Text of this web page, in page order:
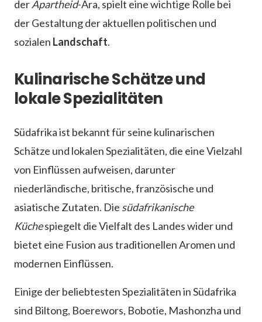
derApartheid-Ära, spielt eine wichtige Rolle bei
der Gestaltung der aktuellen politischen und
sozialen Landschaft.
Kulinarische Schätze und
lokale Spezialitäten
Südafrika ist bekannt für seine kulinarischen
Schätze und lokalen Spezialitäten, die eine Vielzahl
von Einflüssen aufweisen, darunter
niederländische, britische, französische und
asiatische Zutaten. Die südafrikanische
Küchespiegelt die Vielfalt des Landes wider und
bietet eine Fusion aus traditionellen Aromen und
modernen Einflüssen.
Einige der beliebtesten Spezialitäten in Südafrika
sind Biltong, Boerewors, Bobotie, Mashonzha und